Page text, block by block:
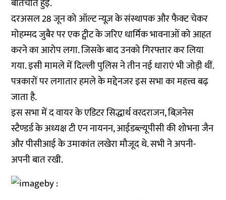
बातचीत हुई.
दरअसल 28 जून को ऑल्ट न्यूज़ के संस्थापक और फैक्ट चेकर
मोहम्मद जुबैर पर एक ट्वीट के जरिए धार्मिक भावनाओं को आहत
करने का आरोप लगा. जिसके बाद उनको गिरफ्तार कर लिया
गया. इसी मामले में दिल्ली पुलिस ने तीन नई धाराएं भी जोड़ी थीं.
पत्रकारों पर लगातार हमले के मद्देनजर इस सभा का महत्त्व बढ़
जाता है.
इस सभा में द वायर के एडिटर सिद्धार्थ वरदराजन, बिज़नेस
स्टैण्डर्ड के अध्यक्ष टी एन नायनन, आईडब्ल्यूपीसी की शोभना जैन
और पीसीआई के उमाकांत लखेरा मौजूद थे. सभी ने अपनी-
अपनी बात रखी.